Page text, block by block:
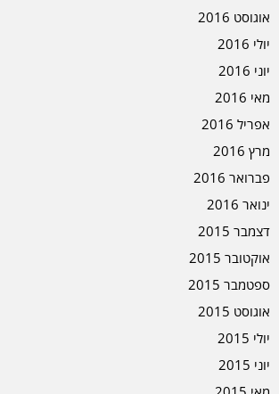
אוגוסט 2016
יולי 2016
יוני 2016
מאי 2016
אפריל 2016
מרץ 2016
פברואר 2016
ינואר 2016
דצמבר 2015
אוקטובר 2015
ספטמבר 2015
אוגוסט 2015
יולי 2015
יוני 2015